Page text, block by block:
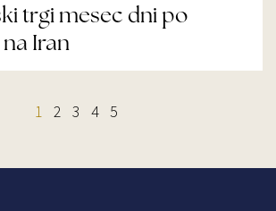
trgi mesec dni po
Iran
1 2 3 4 5